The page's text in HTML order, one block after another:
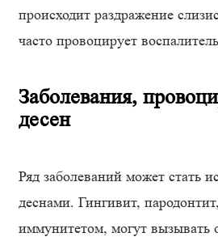
происходит раздражение
часто провоцирует
Заболевания,
десен
Ряд заболеваний может стать
деснами. Гингивит,
иммунитетом, могут вызывать